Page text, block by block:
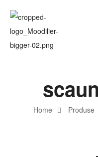
Home Produse